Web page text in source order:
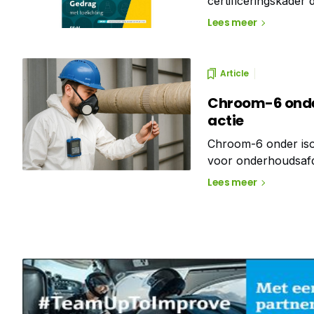
aanvullende VCA
Lees meer
Article
Chroom-6
actie
Chroom-6 onder
voor
machines worden
Lees meer